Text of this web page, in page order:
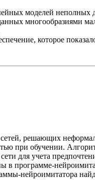
моделей неполных
многообразиями
которое
решающих
при обучении.
для учета
в программе-
нейроимитатора